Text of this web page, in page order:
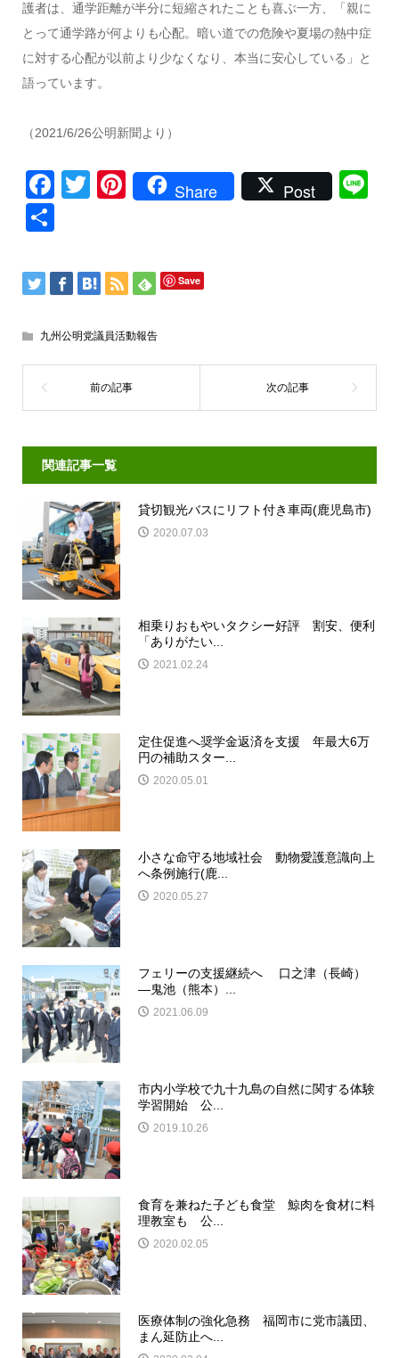
護者は、通学距離が半分に短縮されたことも喜ぶ一方、「親に
とって通学路が何よりも心配。暗い道での危険や夏場の熱中症
に対する心配が以前より少なくなり、本当に安心している」と
語っています。
（2021/6/26公明新聞より）
Facebook
TwitterPinterest
Share Post
Save
九州公明党議員活動報告
関連記事一覧
貸切観光バスにリフト付き車両(鹿児島市)
2020.07.03
相乗りおもやいタクシー好評 割安、便利
「ありがたい...
2021.02.24
定住促進へ奨学金返済を支援 年最大6万
円の補助スター...
2020.05.01
小さな命守る地域社会 動物愛護意識向上
へ条例施行(鹿...
2020.05.27
フェリーの支援継続へ 口之津（長崎）
―鬼池（熊本）...
2021.06.09
市内小学校で九十九島の自然に関する体験
学習開始 公...
2019.10.26
食育を兼ねた子ども食堂 鯨肉を食材に料
理教室も 公...
2020.02.05
医療体制の強化急務 福岡市に党市議団、
まん延防止へ...